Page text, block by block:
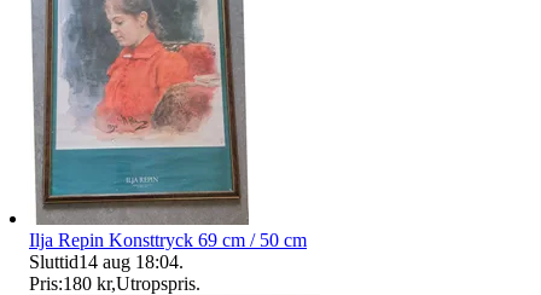
Ilja Repin Konsttryck 69 cm / 50 cm
Sluttid14 aug 18:04.
Pris:180 kr,Utropspris.